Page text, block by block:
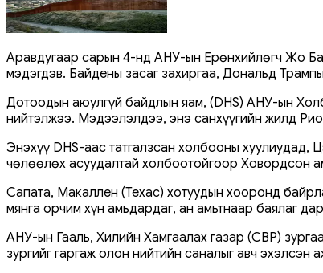
Аравдугаар сарын 4-нд АНУ-ын Ерөнхийлөгч Жо
мэдэгдэв. Байдены засаг захиргаа, Дональд
Дотоодын аюулгүй байдлын яам, (DHS) АНУ-ын
нийтэлжээ. Мэдээлэлдээ, энэ санхүүгийн жилд
Энэхүү DHS-аас татгалзсан холбооны хуулиудад,
чөлөөлөх асуудалтай холбоотойгоор Ховордсон
Сапата, Макаллен (Техас) хотуудын хооронд
мянга орчим хүн амьдардаг, ан амьтнаар баялаг
АНУ-ын Гааль, Хилийн Хамгаалах газар (CBP)
зургийг гаргаж олон нийтийн саналыг авч